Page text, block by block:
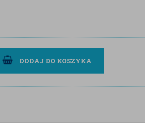
DODAJ DO KOSZYKA